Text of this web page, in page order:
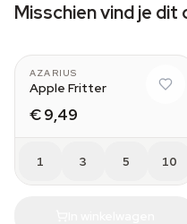
Misschien vind je dit
AZARIUS
Apple Fritter
€ 9,49
1 3 5 10